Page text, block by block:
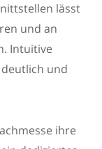
lässt
und an
Intuitive
und
ihre